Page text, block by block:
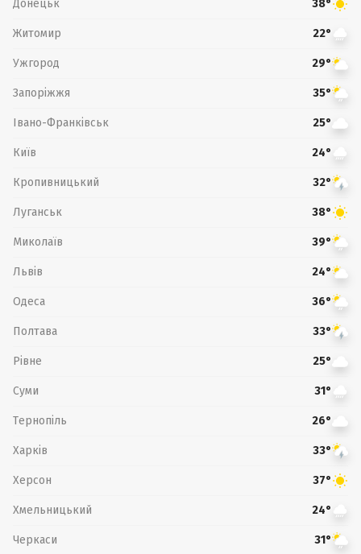
Донецьк 38°
Житомир 22°
Ужгород 29°
Запоріжжя 35°
Івано-Франківськ 25°
Київ 24°
Кропивницький 32°
Луганськ 38°
Миколаїв 39°
Львів 24°
Одеса 36°
Полтава 33°
Рівне 25°
Суми 31°
Тернопіль 26°
Харків 33°
Херсон 37°
Хмельницький 24°
Черкаси 31°